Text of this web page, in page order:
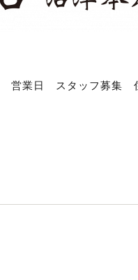
営業日 スタッフ募集